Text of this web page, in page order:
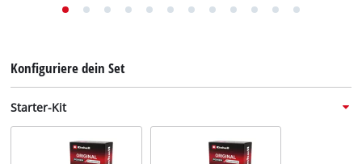
Konfiguriere dein Set
Starter-Kit